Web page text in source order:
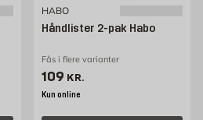
HABO
Håndlister 2-pak Habo
Fås i flere varianter
Pris 109 kr. /stk
109 KR.
Kun online